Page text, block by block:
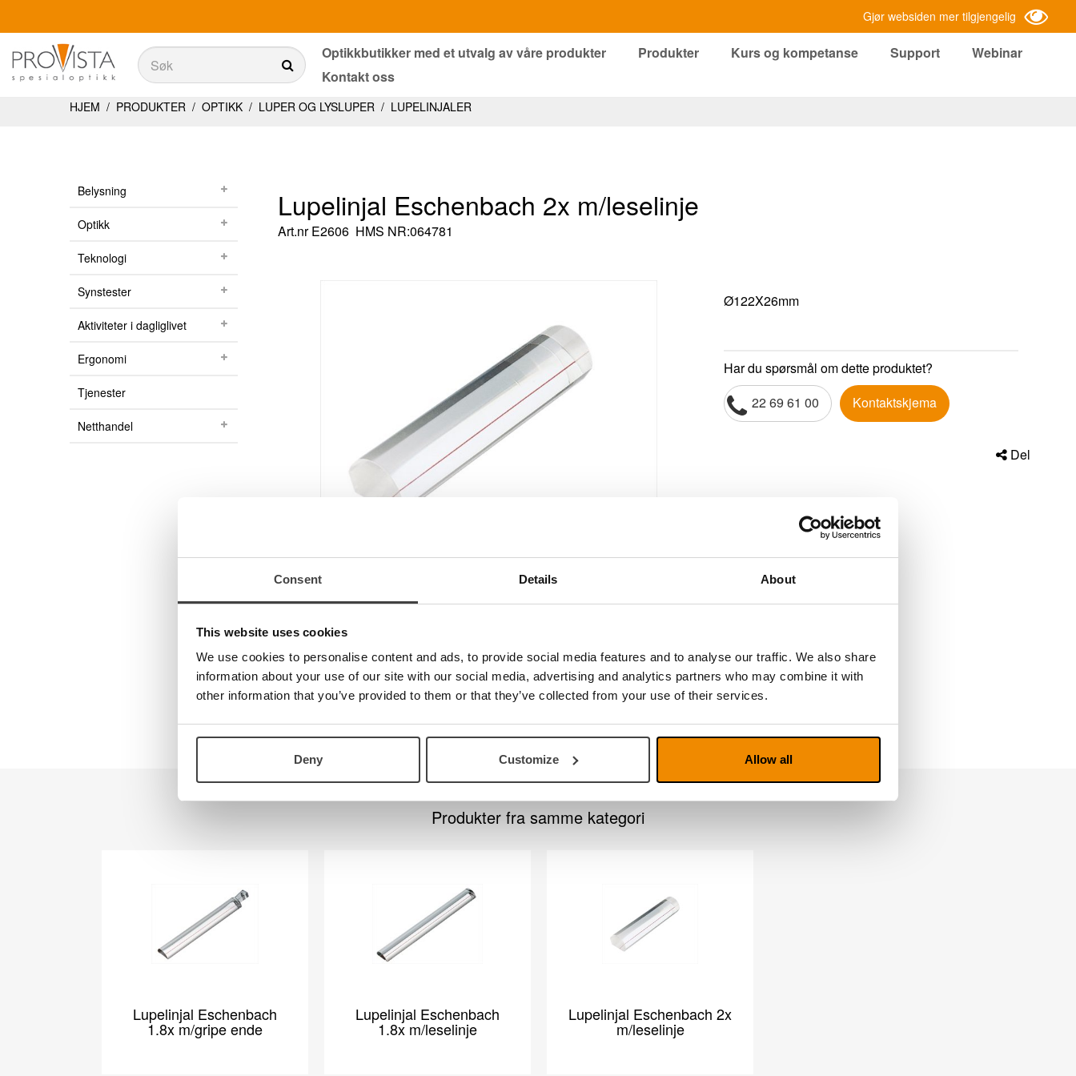
Consent Details About
This website uses cookies
We use cookies to personalise content and ads, to provide social media features and to analyse our traffic. We also share
information about your use of our site with our social media, advertising and analytics partners who may combine it with
other information that you’ve provided to them or that they’ve collected from your use of their services.
Deny Customize Allow all
Gjør websiden mer tilgjengelig
Søk Optikkbutikker med et utvalg av våre produkter Produkter Kurs og kompetanse Support
Webinar
Kontakt oss
Produkter
Synstester
Aktiviteter i dagliglivet
Ergonomi
Tjenester
Optikkbutikker med et utvalg av våre produkter
Kurs og kompetanse
Kurs for brukere
Esys / b.note i Supernova skjermleser og Dolphin skjermleser
Gamle brukerveiledninger
HJEM / PRODUKTER / OPTIKK / LUPER OG LYSLUPER / LUPELINJALER
Belysning
Optikk
Teknologi
Synstester
Aktiviteter i dagliglivet
Ergonomi
Tjenester
Netthandel
Lupelinjal Eschenbach 2x m/leselinje
Art.nrE2606 HMS NR:064781
Ø122X26mm
Har du spørsmål om dette produktet?
22 69 61 00
Kontaktskjema
Del
Lupelinjaler brukes når man ønsker forstørring
kombinert med linjestøtte. De skal ligge flatt på underlaget
og er derfor enkle i bruk.
Produkter fra samme kategori
Lupelinjal Eschenbach
1.8x m/gripe ende
Lupelinjal Eschenbach
1.8x m/leselinje
Lupelinjal Eschenbach 2x
m/leselinje